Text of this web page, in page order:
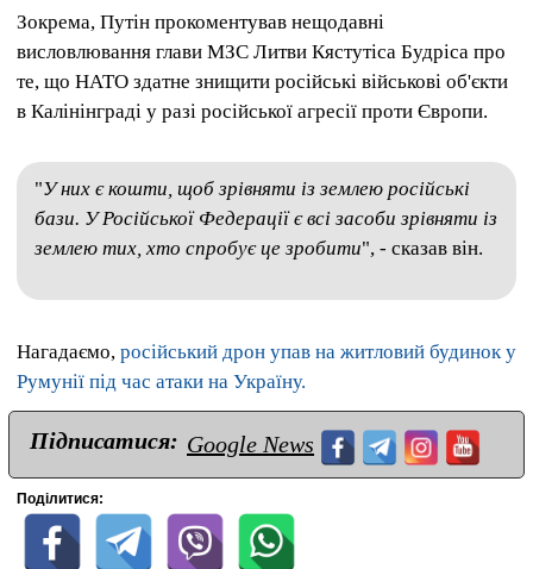
Зокрема, Путін прокоментував нещодавні
висловлювання глави МЗС Литви Кястутіса Будріса про
те, що НАТО здатне знищити російські військові об'єкти
в Калінінграді у разі російської агресії проти Європи.
"У них є кошти, щоб зрівняти із землею російські
бази. У Російської Федерації є всі засоби зрівняти із
землею тих, хто спробує це зробити", - сказав він.
Нагадаємо, російський дрон упав на житловий будинок у
Румунії під час атаки на Україну.
Підписатися: Google News
Поділитися: